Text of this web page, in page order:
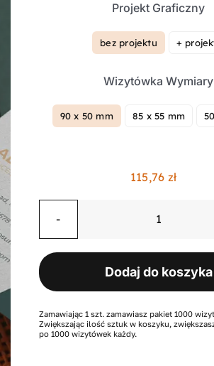
Plakaty
Kontakt
Projekt Graficzny
bez projektu +
Wizytówka Wymiary
90 x 50 mm 85 x 55 mm
115,76 zł
ilość
folia
błysk
1000
sztuk
Dodaj do koszyka
Zamawiając 1 szt. zamawiasz pakiet 1000
Zwiększając ilość sztuk w koszyku,
po 1000 wizytówek każdy.